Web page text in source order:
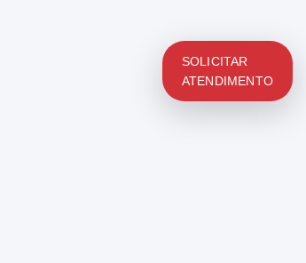
SOLICITAR
ATENDIMENTO